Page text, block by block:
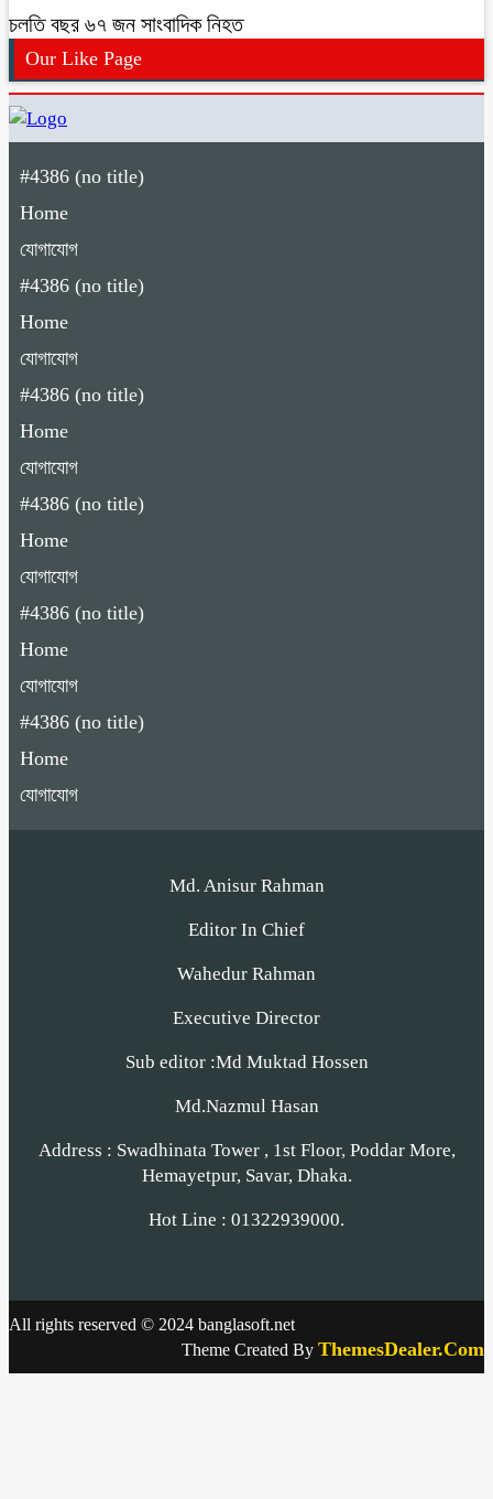
চলতি বছর ৬৭ জন সাংবাদিক নিহত
Our Like Page
#4386 (no title)
Home
যোগাযোগ
#4386 (no title)
Home
যোগাযোগ
#4386 (no title)
Home
যোগাযোগ
#4386 (no title)
Home
যোগাযোগ
#4386 (no title)
Home
যোগাযোগ
#4386 (no title)
Home
যোগাযোগ
Md. Anisur Rahman
Editor In Chief
Wahedur Rahman
Executive Director
Sub editor :Md Muktad Hossen
Md.Nazmul Hasan
Address : Swadhinata Tower , 1st Floor, Poddar More,
Hemayetpur, Savar, Dhaka.
Hot Line : 01322939000.
All rights reserved © 2024 banglasoft.net
Theme Created By ThemesDealer.Com